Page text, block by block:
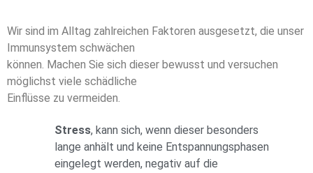
Wir sind im Alltag zahlreichen Faktoren ausgesetzt, die unser
Immunsystem schwächen
können. Machen Sie sich dieser bewusst und versuchen
möglichst viele schädliche
Einflüsse zu vermeiden.
Stress, kann sich, wenn dieser besonders
lange anhält und keine Entspannungsphasen
eingelegt werden, negativ auf die